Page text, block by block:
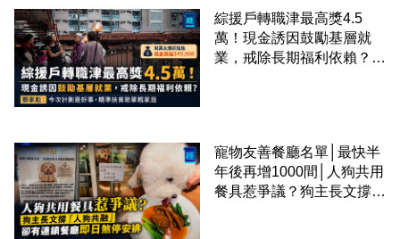
綜援戶轉職津最高獎4.5
萬！現金誘因鼓勵基層就
業，戒除長期福利依賴？鄧
寵物友善餐廳名單│最快半
年後再增1000間│人狗共用
餐具惹爭議？狗主長文撐